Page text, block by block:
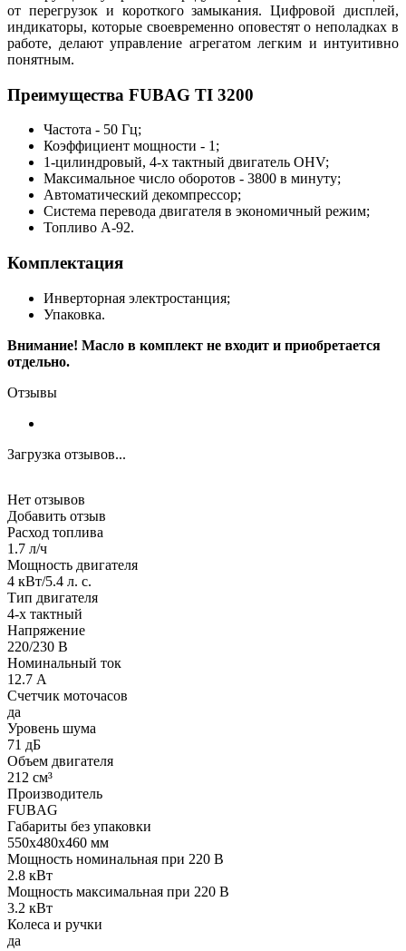
от перегрузок и короткого замыкания. Цифровой дисплей,
индикаторы, которые своевременно оповестят о неполадках в
работе, делают управление агрегатом легким и интуитивно
понятным.
Преимущества FUBAG TI 3200
Частота - 50 Гц;
Коэффициент мощности - 1;
1-цилиндровый, 4-х тактный двигатель OHV;
Максимальное число оборотов - 3800 в минуту;
Автоматический декомпрессор;
Система перевода двигателя в экономичный режим;
Топливо А-92.
Комплектация
Инверторная электростанция;
Упаковка.
Внимание! Масло в комплект не входит и приобретается
отдельно.
Отзывы
Загрузка отзывов...
Нет отзывов
Добавить отзыв
Расход топлива
1.7 л/ч
Мощность двигателя
4 кВт/5.4 л. с.
Тип двигателя
4-х тактный
Напряжение
220/230 В
Номинальный ток
12.7 А
Счетчик моточасов
да
Уровень шума
71 дБ
Объем двигателя
212 см³
Производитель
FUBAG
Габариты без упаковки
550х480х460 мм
Мощность номинальная при 220 В
2.8 кВт
Мощность максимальная при 220 В
3.2 кВт
Колеса и ручки
да